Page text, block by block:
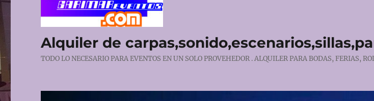
Alquiler de
TODO LO NECESARIO PARA EVENTOS EN UN SOLO PROVEHEDOR . ALQUILER PARA BODAS, FERIAS,